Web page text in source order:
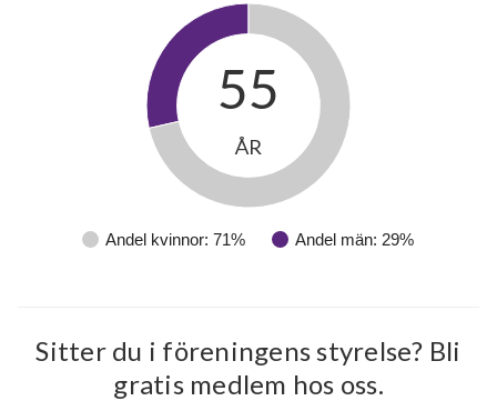
Andel kvinnor: 71% Andel män: 29%
55
ÅR
Sitter du i föreningens styrelse? Bli
gratis medlem hos oss.